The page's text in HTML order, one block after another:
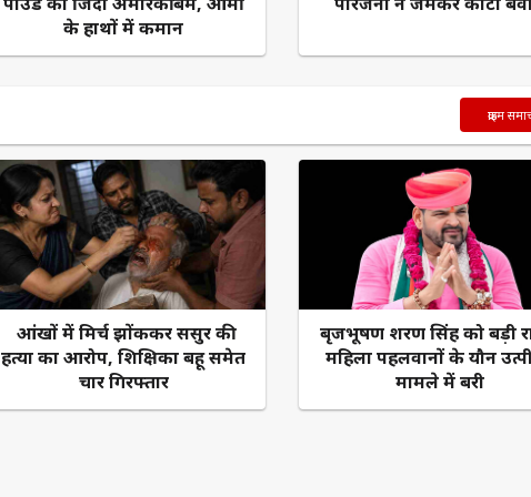
के हाथों में कमान
क्राइम
आंखों में मिर्च झोंककर ससुर की
हत्या का आरोप, शिक्षिका बहू समेत
चार गिरफ्तार
बृजभूषण शरण सिंह को बड़ी
महिला पहलवानों के यौन
मामले में बरी